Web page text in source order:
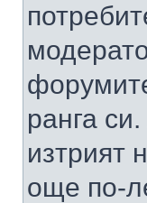
ранга
изтрият
още по-